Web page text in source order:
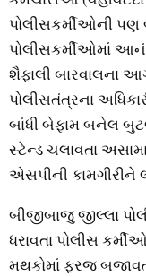
પોલીસકર્મીઓની પણ
પોલીસકર્મીઓમાં
શૈફાલી બારવાલના
પોલીસતંત્રના
બાંધી બેફામ બનેલ
સ્ટેન્ડ ચલાવતા
એસપીની કામગીરીને
બીજીબાજુ જીલ્લા
ધરાવતા પોલીસ
મથકોમાં ફરજ